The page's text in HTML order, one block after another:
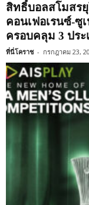
สิทธิ์บอลสโมสร
คอนเฟอเรนซ์-ซู
ครอบคลุม 3 ประ
ที่นี่โคราช - กรกฎาคม 23,